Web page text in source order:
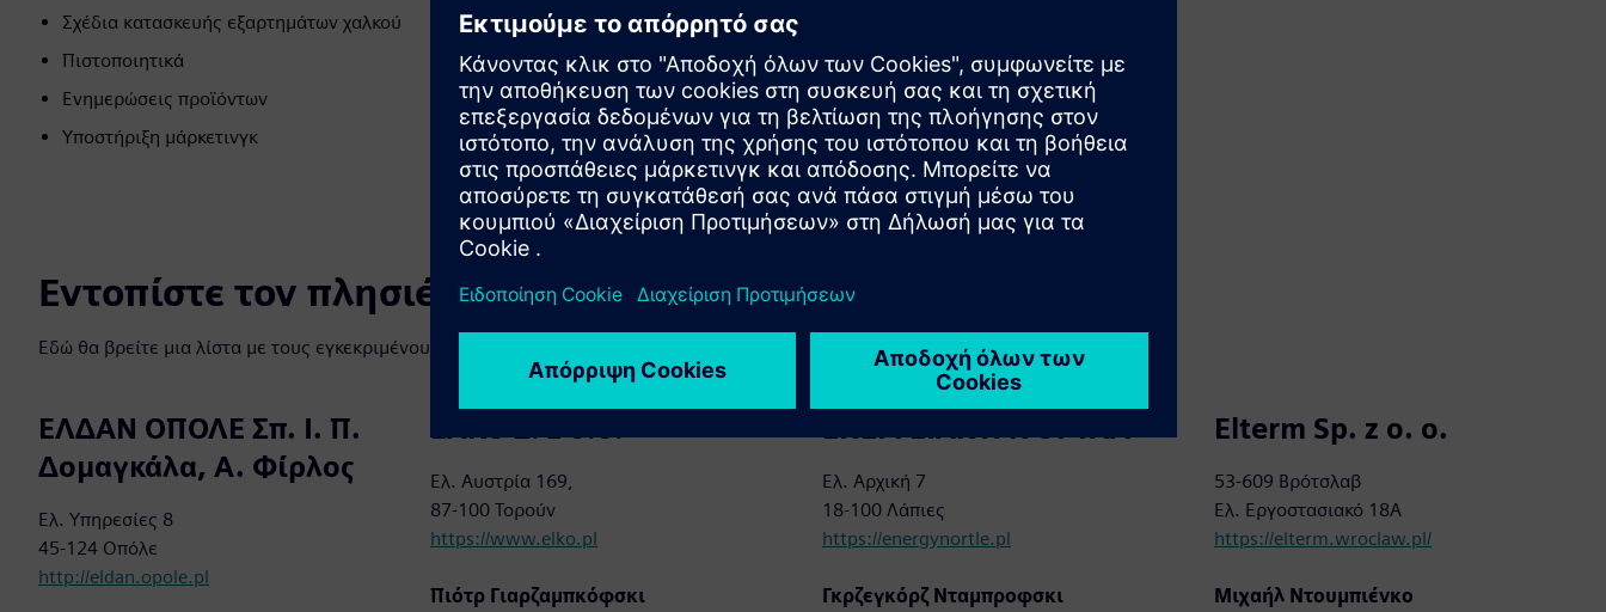
Σχέδια κατασκευής εξαρτημάτων χαλκού
Πιστοποιητικά
Ενημερώσεις προϊόντων
Υποστήριξη μάρκετινγκ
Εντοπίστε τον πλησιέστερο συνεργάτη σας
Εδώ θα βρείτε μια λίστα με τους εγκεκριμένους συνεργάτες της Siemens στην Ισπανία για προϊόντα χαμηλής τάσης:
ΕΛΔΑΝ ΟΠΟΛΕ Σπ. Ι. Π.
Δομαγκάλα, Α. Φίρλος
Ελ. Υπηρεσίες 8
45-124 Οπόλε
http://eldan.opole.pl
ΕΛΚΟ Σ. z ο.ο.
Ελ. Αυστρία 169,
87-100 Τορούν
https://www.elko.pl
Πιότρ Γιαρζαμπκόφσκι
ΕΝΕΡΓΕΙΑΚΉ ΝΌΡΤΛΑ
Ελ. Αρχική 7
18-100 Λάπιες
https://energynortle.pl
Γκρζεγκόρζ Νταμπροφσκι
Elterm Sp. z o. ο.
53-609 Βρότσλαβ
Ελ. Εργοστασιακό 18A
https://elterm.wroclaw.pl/
Μιχαήλ Ντουμπιένκο